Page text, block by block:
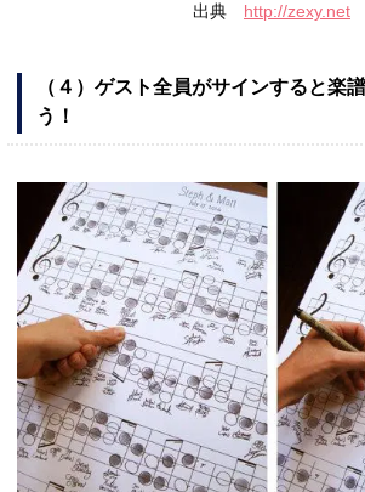
出典 http://zexy.net
（４）ゲスト全員がサインすると楽
う！